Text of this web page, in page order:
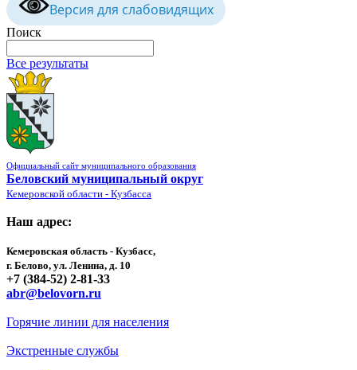
Версия для слабовидящих
Поиск
Все результаты
Официальный сайт муниципального образования
Беловский муниципальный округ
Кемеровской области - Кузбасса
Наш адрес:
Кемеровская область - Кузбасс,
г. Белово, ул. Ленина, д. 10
+7 (384-52) 2-81-33
abr@belovorn.ru
Горячие линии для населения
Экстренные службы